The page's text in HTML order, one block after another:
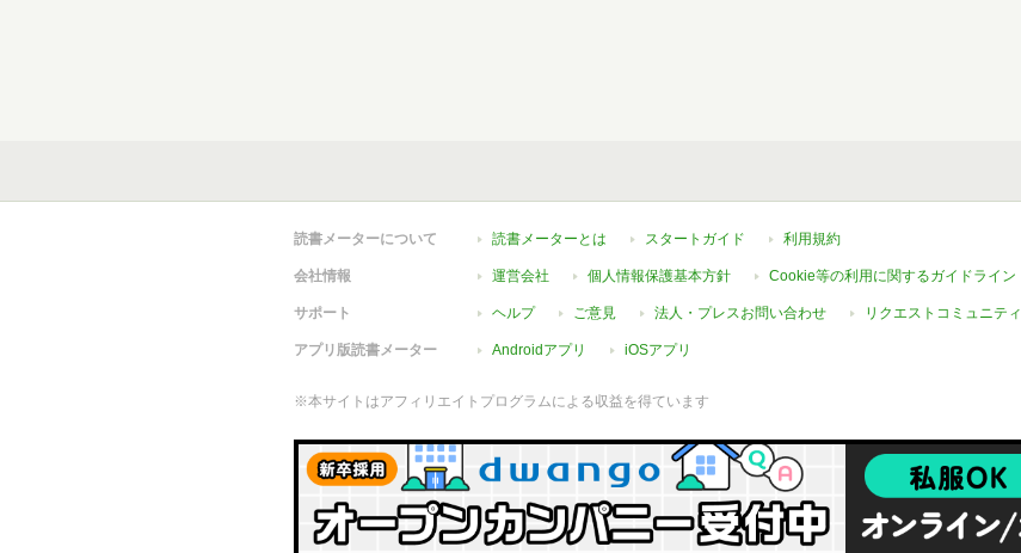
読書メーターについて 読書メーターとは スタートガイド 利用規約
会社情報 運営会社 個人情報保護基本方針 Cookie等の利用に関するガイドライン
サポート ヘルプ ご意見 法人・プレスお問い合わせ リクエストコミュニティ
アプリ版読書メーター Androidアプリ iOSアプリ
※本サイトはアフィリエイトプログラムによる収益を得ています